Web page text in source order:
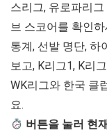
스리그, 유로파리
브 스코어를 확인
통계, 선발 명단, 하
보고, K리그1, K리
WK리그와 한국 클
요.
버튼을 눌러 현